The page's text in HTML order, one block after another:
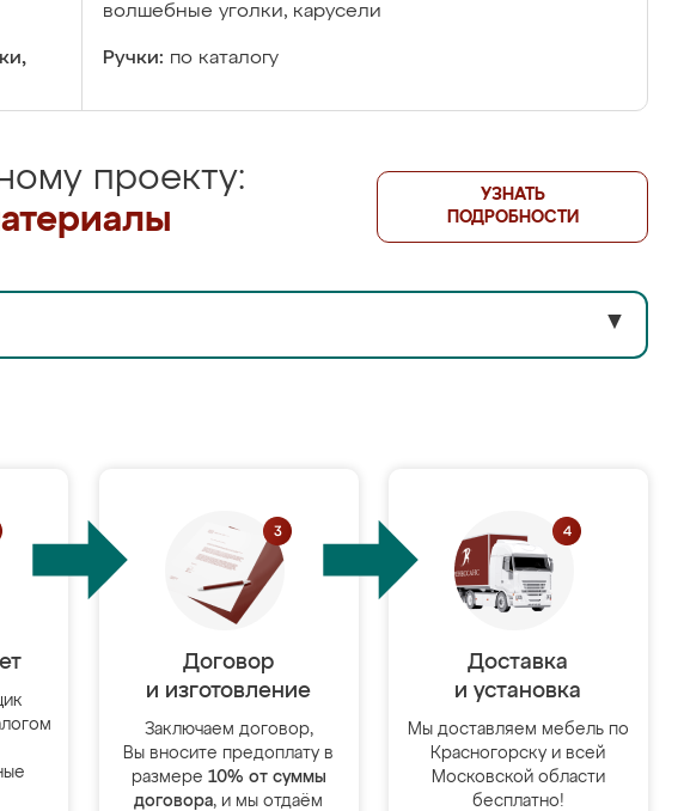
волшебные уголки, карусели
Ручки: по каталогу
проекту:
УЗНАТЬ
ПОДРОБНОСТИ
▼
Договор
и изготовление
Заключаем договор,
Вы вносите предоплату в
размере 10% от суммы
договора, и мы отдаём
Доставка
и установка
Мы доставляем мебель по
Красногорску и всей
Московской области
бесплатно!